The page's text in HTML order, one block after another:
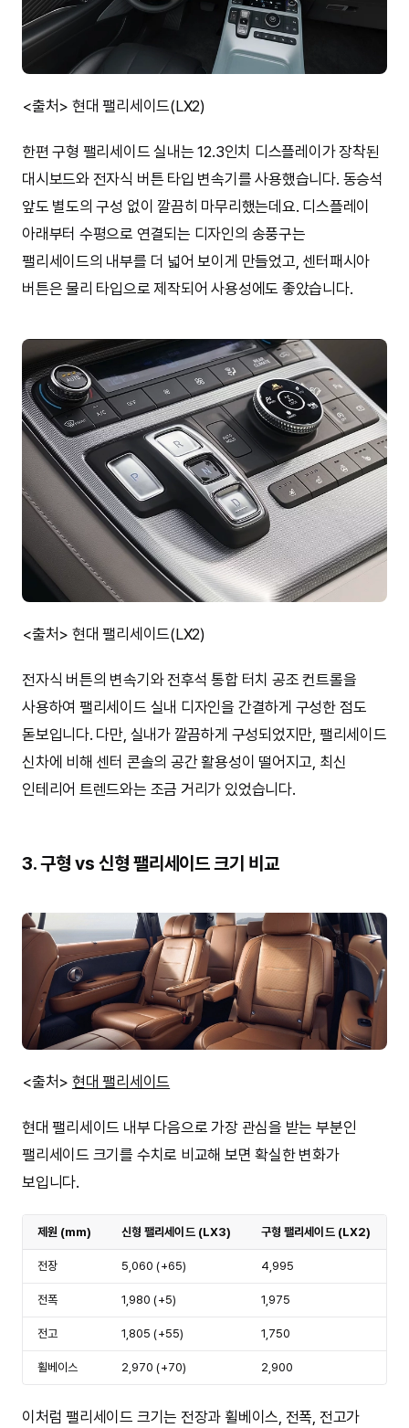
<출처> 현대 팰리세이드(LX2)
한편 구형 팰리세이드 실내는 12.3인치 디스플레이가 장착된
대시보드와 전자식 버튼 타입 변속기를 사용했습니다. 동승석
앞도 별도의 구성 없이 깔끔히 마무리했는데요. 디스플레이
아래부터 수평으로 연결되는 디자인의 송풍구는
팰리세이드의 내부를 더 넓어 보이게 만들었고, 센터패시아
버튼은 물리 타입으로 제작되어 사용성에도 좋았습니다.
<출처> 현대 팰리세이드(LX2)
전자식 버튼의 변속기와 전후석 통합 터치 공조 컨트롤을
사용하여 팰리세이드 실내 디자인을 간결하게 구성한 점도
돋보입니다. 다만, 실내가 깔끔하게 구성되었지만, 팰리세이드
신차에 비해 센터 콘솔의 공간 활용성이 떨어지고, 최신
인테리어 트렌드와는 조금 거리가 있었습니다.
3. 구형 vs 신형 팰리세이드 크기 비교
<출처> 현대 팰리세이드
현대 팰리세이드 내부 다음으로 가장 관심을 받는 부분인
팰리세이드 크기를 수치로 비교해 보면 확실한 변화가
보입니다.
제원 (mm) 신형 팰리세이드 (LX3) 구형 팰리세이드 (LX2)
전장 5,060 (+65) 4,995
전폭 1,980 (+5) 1,975
전고 1,805 (+55) 1,750
휠베이스 2,970 (+70) 2,900
이처럼 팰리세이드 크기는 전장과 휠베이스, 전폭, 전고가